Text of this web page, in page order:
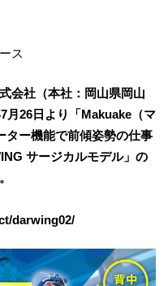
ス
会社（本社：岡山県岡山
26日より「Makuake（マ
ター機能で前傾姿勢の仕事
サージカルモデル」の
darwing02/